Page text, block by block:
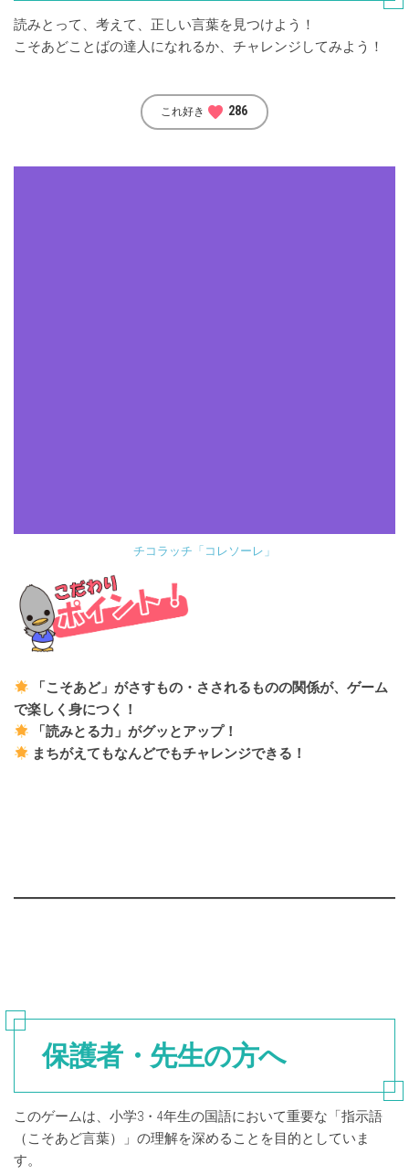
読みとって、考えて、正しい言葉を見つけよう！
こそあどことばの達人になれるか、チャレンジしてみよう！
これ好き favorite 286
チコラッチ「コレソーレ」
「こそあど」がさすもの・さされるものの関係が、ゲーム
で楽しく身につく！
「読みとる力」がグッとアップ！
まちがえてもなんどでもチャレンジできる！
保護者・先生の方へ
このゲームは、小学3・4年生の国語において重要な「指示語
（こそあど言葉）」の理解を深めることを目的としていま
す。